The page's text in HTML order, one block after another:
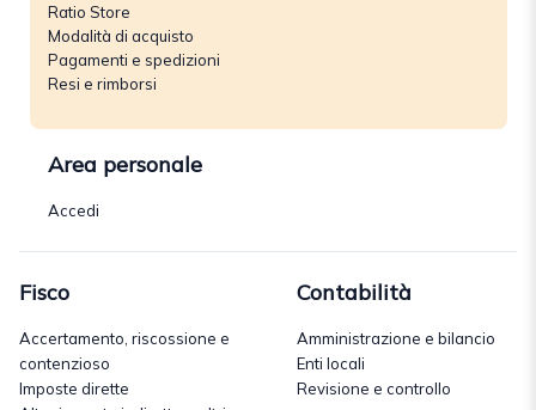
Ratio Store
Modalità di acquisto
Pagamenti e spedizioni
Resi e rimborsi
Area personale
Accedi
Fisco
Accertamento, riscossione e
contenzioso
Imposte dirette
Contabilità
Amministrazione e bilancio
Enti locali
Revisione e controllo